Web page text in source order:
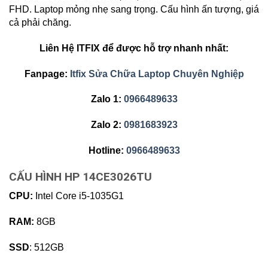
FHD. Laptop mỏng nhẹ sang trọng. Cấu hình ấn tượng, giá
cả phải chăng.
Liên Hệ ITFIX để được hỗ trợ nhanh nhất:
Fanpage: Itfix Sửa Chữa Laptop Chuyên Nghiệp
Zalo 1: 0966489633
Zalo 2: 0981683923
Hotline: 0966489633
CẤU HÌNH HP 14CE3026TU
CPU: Intel Core i5-1035G1
RAM: 8GB
SSD: 512GB